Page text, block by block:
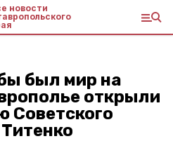
новости
был мир на
открыли
Советского